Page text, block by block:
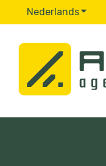
Nederlands